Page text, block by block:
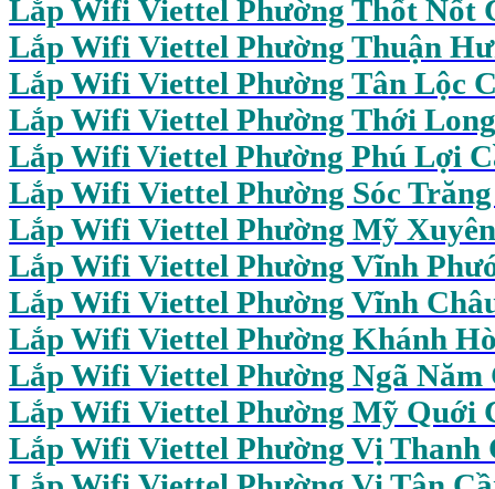
Lắp Wifi Viettel Phường Thốt Nốt
Lắp Wifi Viettel Phường Thuận
Lắp Wifi Viettel Phường Tân Lộc
Lắp Wifi Viettel Phường Thới
Lắp Wifi Viettel Phường Phú Lợi
Lắp Wifi Viettel Phường Sóc
Lắp Wifi Viettel Phường Mỹ
Lắp Wifi Viettel Phường Vĩnh
Lắp Wifi Viettel Phường Vĩnh
Lắp Wifi Viettel Phường Khánh
Lắp Wifi Viettel Phường Ngã Năm
Lắp Wifi Viettel Phường Mỹ Quới
Lắp Wifi Viettel Phường Vị Thanh